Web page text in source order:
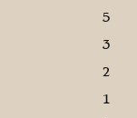
5
3
2
1